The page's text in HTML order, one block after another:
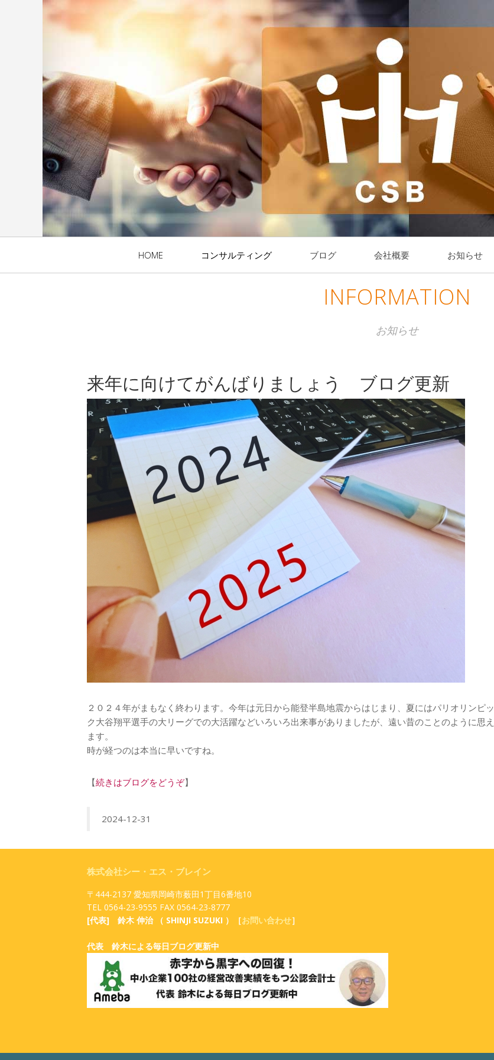
HOME コンサルティング ブログ 会社概要 お知らせ
INFORMATION
お知らせ
来年に向けてがんばりましょう ブログ更新
２０２４年がまもなく終わります。今年は元日から能登半島地震からはじまり、夏にはパリオリンピッ
ク大谷翔平選手の大リーグでの大活躍などいろいろ出来事がありましたが、遠い昔のことのように思え
ます。
時が経つのは本当に早いですね。
【続きはブログをどうぞ】
2024-12-31
株式会社シー・エス・ブレイン
〒444-2137 愛知県岡崎市薮田1丁目6番地10
TEL 0564-23-9555 FAX 0564-23-8777
[代表] 鈴木 伸治 （ SHINJI SUZUKI ）［お問い合わせ］
代表 鈴木による毎日ブログ更新中